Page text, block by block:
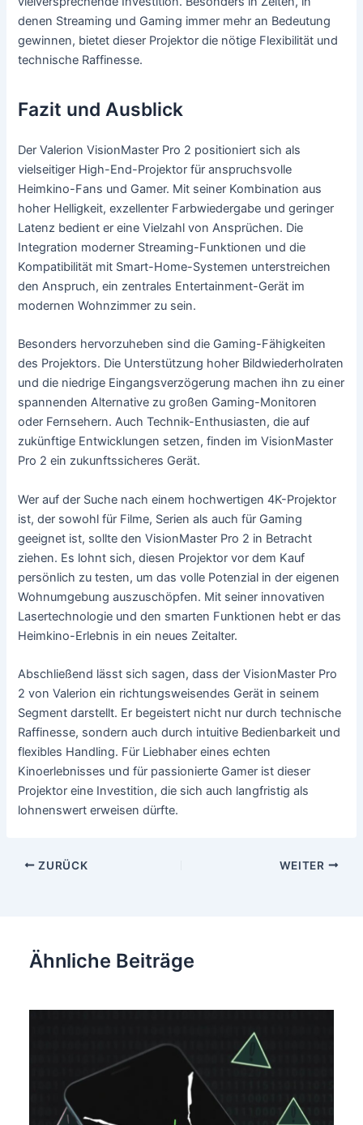
denen Streaming und Gaming immer mehr an Bedeutung
gewinnen, bietet dieser Projektor die nötige Flexibilität und
technische Raffinesse.
Fazit und Ausblick
Der Valerion VisionMaster Pro 2 positioniert sich als
vielseitiger High-End-Projektor für anspruchsvolle
Heimkino-Fans und Gamer. Mit seiner Kombination aus
hoher Helligkeit, exzellenter Farbwiedergabe und geringer
Latenz bedient er eine Vielzahl von Ansprüchen. Die
Integration moderner Streaming-Funktionen und die
Kompatibilität mit Smart-Home-Systemen unterstreichen
den Anspruch, ein zentrales Entertainment-Gerät im
modernen Wohnzimmer zu sein.
Besonders hervorzuheben sind die Gaming-Fähigkeiten
des Projektors. Die Unterstützung hoher Bildwiederholraten
und die niedrige Eingangsverzögerung machen ihn zu einer
spannenden Alternative zu großen Gaming-Monitoren
oder Fernsehern. Auch Technik-Enthusiasten, die auf
zukünftige Entwicklungen setzen, finden im VisionMaster
Pro 2 ein zukunftssicheres Gerät.
Wer auf der Suche nach einem hochwertigen 4K-Projektor
ist, der sowohl für Filme, Serien als auch für Gaming
geeignet ist, sollte den VisionMaster Pro 2 in Betracht
ziehen. Es lohnt sich, diesen Projektor vor dem Kauf
persönlich zu testen, um das volle Potenzial in der eigenen
Wohnumgebung auszuschöpfen. Mit seiner innovativen
Lasertechnologie und den smarten Funktionen hebt er das
Heimkino-Erlebnis in ein neues Zeitalter.
Abschließend lässt sich sagen, dass der VisionMaster Pro
2 von Valerion ein richtungsweisendes Gerät in seinem
Segment darstellt. Er begeistert nicht nur durch technische
Raffinesse, sondern auch durch intuitive Bedienbarkeit und
flexibles Handling. Für Liebhaber eines echten
Kinoerlebnisses und für passionierte Gamer ist dieser
Projektor eine Investition, die sich auch langfristig als
lohnenswert erweisen dürfte.
Beitragsnavigation
ZURÜCK WEITER
Ähnliche Beiträge